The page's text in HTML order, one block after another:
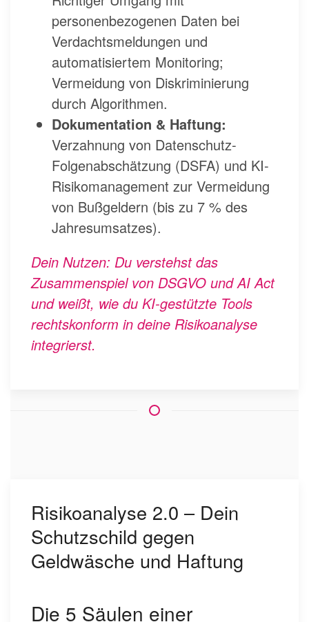
personenbezogenen Daten bei
Verdachtsmeldungen und
automatisiertem Monitoring;
Vermeidung von Diskriminierung
durch Algorithmen.
Dokumentation & Haftung:
Verzahnung von Datenschutz-
Folgenabschätzung (DSFA) und KI-
Risikomanagement zur Vermeidung
von Bußgeldern (bis zu 7 % des
Jahresumsatzes).
Dein Nutzen: Du verstehst das
Zusammenspiel von DSGVO und AI Act
und weißt, wie du KI-gestützte Tools
rechtskonform in deine Risikoanalyse
integrierst.
Risikoanalyse 2.0 – Dein
Schutzschild gegen
Geldwäsche und Haftung
Die 5 Säulen einer